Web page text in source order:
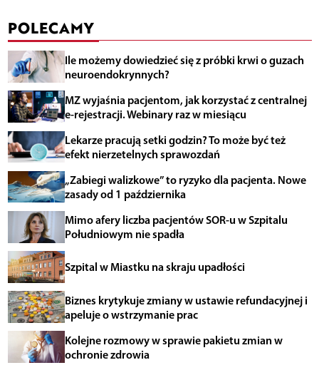
POLECAMY
Ile możemy dowiedzieć się z próbki krwi o guzach
neuroendokrynnych?
MZ wyjaśnia pacjentom, jak korzystać z centralnej
e-rejestracji. Webinary raz w miesiącu
Lekarze pracują setki godzin? To może być też
efekt nierzetelnych sprawozdań
„Zabiegi walizkowe” to ryzyko dla pacjenta. Nowe
zasady od 1 października
Mimo afery liczba pacjentów SOR-u w Szpitalu
Południowym nie spadła
Szpital w Miastku na skraju upadłości
Biznes krytykuje zmiany w ustawie refundacyjnej i
apeluje o wstrzymanie prac
Kolejne rozmowy w sprawie pakietu zmian w
ochronie zdrowia